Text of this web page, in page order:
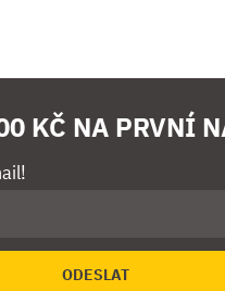
KČ NA PRVNÍ
ODESLAT